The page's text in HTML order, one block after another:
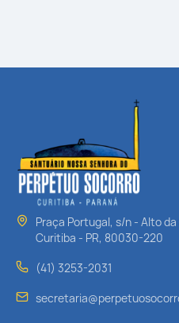
Praça Portugal, s/n - Alto da
Curitiba - PR, 80030-220
(41) 3253-2031